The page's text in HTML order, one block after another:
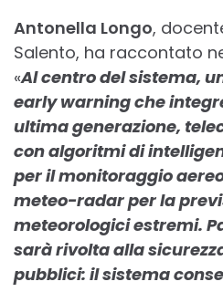
Antonella Longo,
Salento, ha raccontato
«Al centro del sistema,
early warning che
ultima generazione,
con algoritmi di
per il monitoraggio
meteo-radar per la
meteorologici estremi.
sarà rivolta alla
pubblici: il sistema